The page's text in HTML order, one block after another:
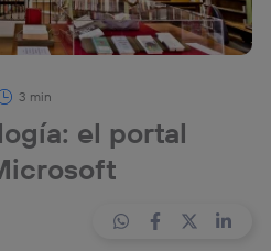
3 min
el portal